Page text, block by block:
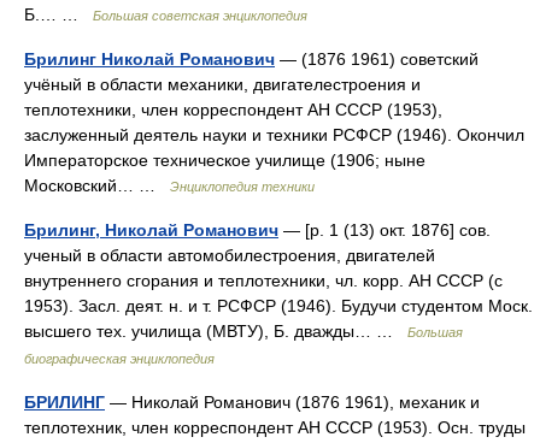
Б.… …
Большая советская энциклопедия
Брилинг Николай Романович — (1876 1961) советский
учёный в области механики, двигателестроения и
теплотехники, член корреспондент АН СССР (1953),
заслуженный деятель науки и техники РСФСР (1946). Окончил
Императорское техническое училище (1906; ныне
Московский… …
Энциклопедия техники
Брилинг, Николай Романович — [р. 1 (13) окт. 1876] сов.
ученый в области автомобилестроения, двигателей
внутреннего сгорания и теплотехники, чл. корр. АН СССР (с
1953). Засл. деят. н. и т. РСФСР (1946). Будучи студентом Моск.
высшего тех. училища (МВТУ), Б. дважды… …
Большая
биографическая энциклопедия
БРИЛИНГ — Николай Романович (1876 1961), механик и
теплотехник, член корреспондент АН СССР (1953). Осн. труды